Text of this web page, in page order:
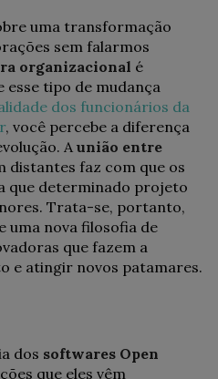
uma transformação
sem falarmos
organizacional é
esse tipo de mudança
dos funcionários da
, você percebe a diferença
A união entre
distantes faz com que os
que determinado projeto
Trata-se, portanto,
uma nova filosofia de
que fazem a
e atingir novos patamares.
dos softwares Open
que eles vêm